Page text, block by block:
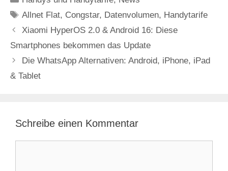
Schlagwörter
Allnet Flat, Congstar, Datenvolumen, Handytarife
Xiaomi HyperOS 2.0 & Android 16: Diese
Smartphones bekommen das Update
Die WhatsApp Alternativen: Android, iPhone, iPad
& Tablet
Schreibe einen Kommentar